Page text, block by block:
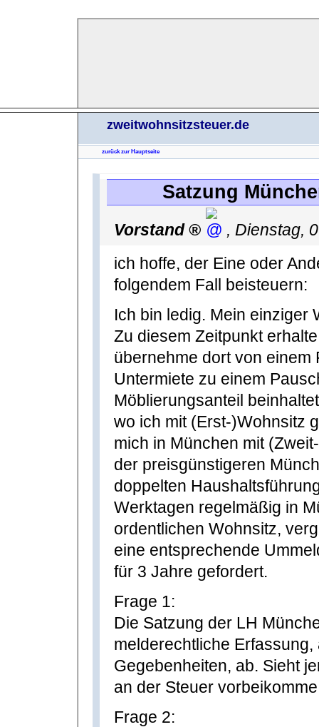
zweitwohnsitzsteuer.de
zurück zur Hauptseite
Satzung
Vorstand , Dienstag,
ich hoffe, der Eine oder
folgendem Fall beisteuern:
Ich bin ledig. Mein einziger
Zu diesem Zeitpunkt
übernehme dort von einem
Untermiete zu einem
Möblierungsanteil
wo ich mit (Erst-)Wohnsitz
mich in München mit
der preisgünstigeren
doppelten
Werktagen regelmäßig in
ordentlichen Wohnsitz,
eine entsprechende
für 3 Jahre gefordert.
Frage 1:
Die Satzung der LH
melderechtliche
Gegebenheiten, ab. Sieht
an der Steuer
Frage 2: